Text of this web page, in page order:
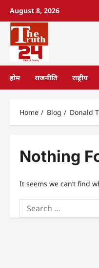
August 8, 2026
होम राजनीति राष्ट्रीय
Home Blog Donald
Nothing
It seems we can’t find